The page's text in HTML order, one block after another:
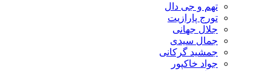
تهم و جی دال
تورج پارازیت
جلال جهانی
جمال سیدی
جمشید گرکانی
جواد خاکپور